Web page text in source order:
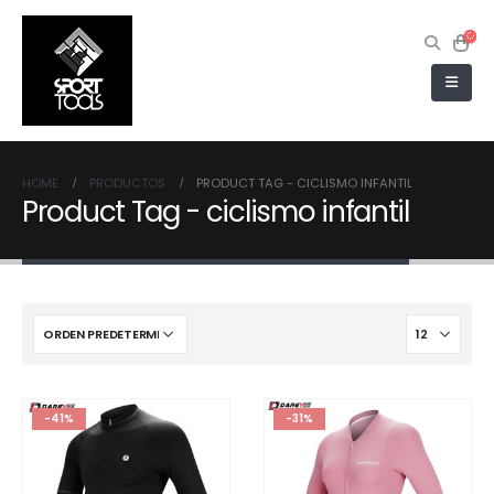
HOME PRODUCTOS PRODUCT TAG - CICLISMO INFANTIL
Product Tag - ciclismo infantil
-41% -31%